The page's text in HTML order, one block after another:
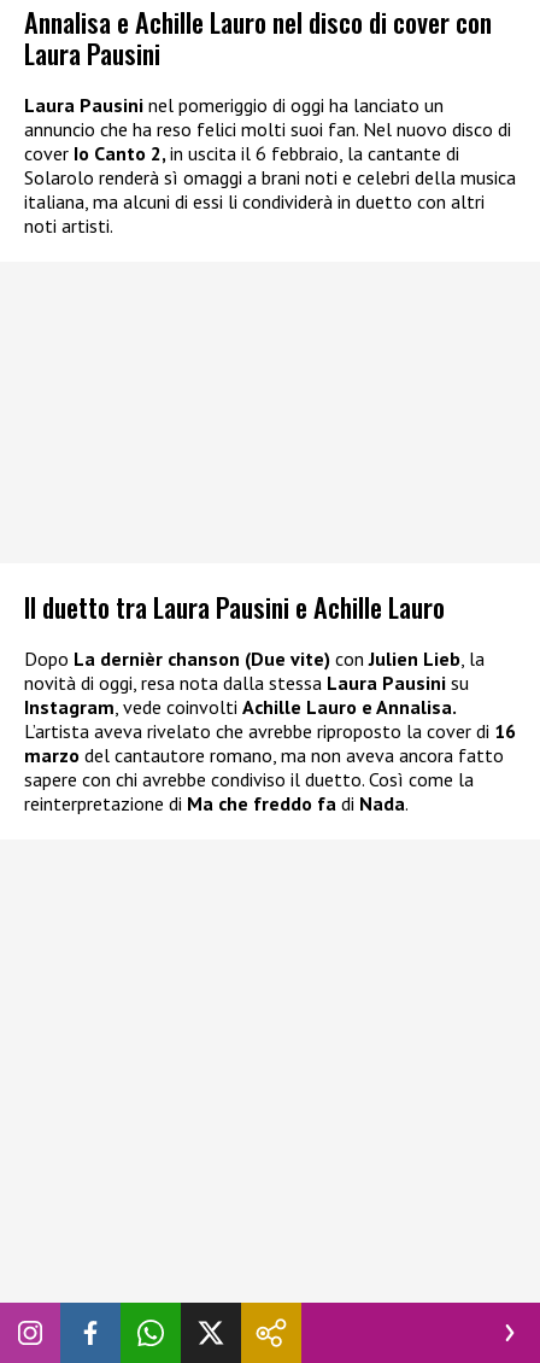
Annalisa e Achille Lauro nel disco di cover con
Laura Pausini
Laura Pausini nel pomeriggio di oggi ha lanciato un
annuncio che ha reso felici molti suoi fan. Nel nuovo disco di
cover Io Canto 2,in uscita il 6 febbraio, la cantante di
Solarolo renderà sì omaggi a brani noti e celebri della musica
italiana, ma alcuni di essi li condividerà in duetto con altri
noti artisti.
Il duetto tra Laura Pausini e Achille Lauro
Dopo La dernièr chanson (Due vite) con Julien Lieb , la
novità di oggi, resa nota dalla stessa Laura Pausini su
Instagram , vede coinvolti Achille Lauro e Annalisa.
L’artista aveva rivelato che avrebbe riproposto la cover di 16
marzo del cantautore romano, ma non aveva ancora fatto
sapere con chi avrebbe condiviso il duetto. Così come la
reinterpretazione di Ma che freddo fa di Nada.